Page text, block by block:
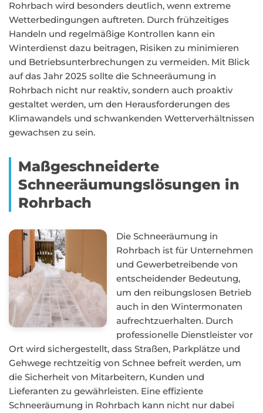
Rohrbach wird besonders deutlich, wenn extreme
Wetterbedingungen auftreten. Durch frühzeitiges
Handeln und regelmäßige Kontrollen kann ein
Winterdienst dazu beitragen, Risiken zu minimieren
und Betriebsunterbrechungen zu vermeiden. Mit Blick
auf das Jahr 2025 sollte die Schneeräumung in
Rohrbach nicht nur reaktiv, sondern auch proaktiv
gestaltet werden, um den Herausforderungen des
Klimawandels und schwankenden Wetterverhältnissen
gewachsen zu sein.
Maßgeschneiderte
Schneeräumungslösungen in
Rohrbach
Die Schneeräumung in
Rohrbach ist für Unternehmen
und Gewerbetreibende von
entscheidender Bedeutung,
um den reibungslosen Betrieb
auch in den Wintermonaten
aufrechtzuerhalten. Durch
professionelle Dienstleister vor
Ort wird sichergestellt, dass Straßen, Parkplätze und
Gehwege rechtzeitig von Schnee befreit werden, um
die Sicherheit von Mitarbeitern, Kunden und
Lieferanten zu gewährleisten. Eine effiziente
Schneeräumung in Rohrbach kann nicht nur dabei